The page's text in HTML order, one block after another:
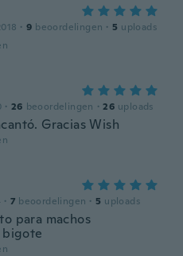
· 9 beoordelingen · 5 uploads
· 26 beoordelingen · 26 uploads
Gracias Wish
· 7 beoordelingen · 5 uploads
para machos
bigote